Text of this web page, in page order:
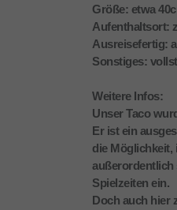
Größe: etwa
Aufenthaltsort:
Ausreisefertig:
Sonstiges:
Weitere Infos:
Unser Taco
Er ist ein
die Möglichkeit,
außerordentlich
Spielzeiten ein.
Doch auch hier